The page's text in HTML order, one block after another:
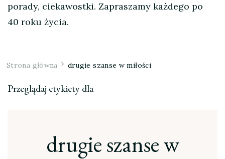
porady, ciekawostki. Zapraszamy każdego po
40 roku życia.
Strona główna drugie szanse w miłości
Przeglądaj etykiety dla
drugie szanse w